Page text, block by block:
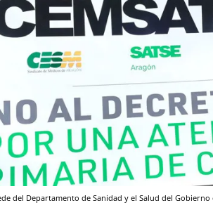
del Departamento de Sanidad y el Salud del Gobierno